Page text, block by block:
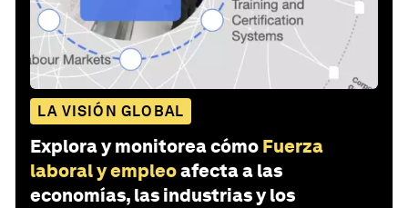
LA VISIÓN GLOBAL
Explora y monitorea cómo Fuerza
laboral y empleoafecta a las
economías, las industrias y los